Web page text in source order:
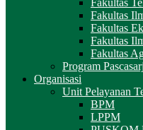
Fakultas
Fakultas
Fakultas
Fakultas
Fakultas
Program
Organisasi
Unit Pelayanan
BPM
LPPM